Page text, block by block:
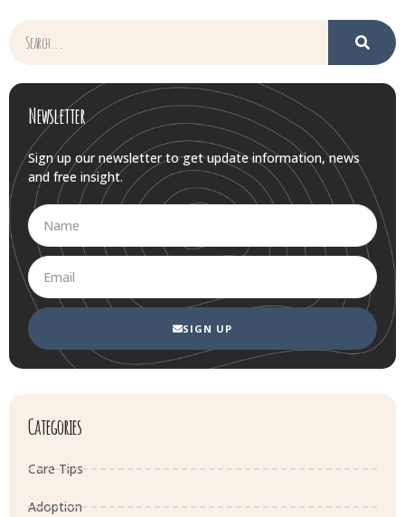
Newsletter
Sign up our newsletter to get update information, news
and free insight.
SIGN UP
Categories
Care Tips
Adoption